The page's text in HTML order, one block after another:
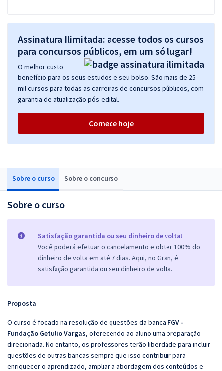
Sobre o curso Sobre o concurso
Sobre o curso
Satisfação garantida ou seu dinheiro de volta!
Você poderá efetuar o cancelamento e obter 100% do
dinheiro de volta em até 7 dias. Aqui, no Gran, é
satisfação garantida ou seu dinheiro de volta.
Proposta
O curso é focado na resolução de questões da banca FGV -
Fundação Getulio Vargas, oferecendo ao aluno uma preparação
direcionada. No entanto, os professores terão liberdade para incluir
questões de outras bancas sempre que isso contribuir para
enriquecer o aprendizado, ampliar a abordagem dos conteúdos e
Assinatura Ilimitada: acesse todos os cursos
para concursos públicos, em um só lugar!
O melhor custo
benefício para os seus estudos e seu bolso. São mais de 25
mil cursos para todas as carreiras de concursos públicos, com
garantia de atualização pós-edital.
Comece hoje